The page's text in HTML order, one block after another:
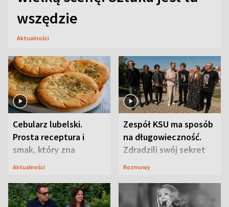
wszędzie
Aktualności
Cebularz lubelski.
Prosta receptura i
smak, który zna
Lubelszczyzna
Aktualności
Zespół KSU ma sposób
na długowieczność.
Zdradzili swój sekret
Rozmowy